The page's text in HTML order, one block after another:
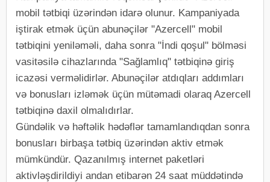
mobil tətbiqi üzərindən idarə olunur. Kampaniyada
iştirak etmək üçün abunəçilər "Azercell" mobil
tətbiqini yeniləməli, daha sonra "İndi qoşul" bölməsi
vasitəsilə cihazlarında "Sağlamlıq" tətbiqinə giriş
icazəsi verməlidirlər. Abunəçilər atdıqları addımları
və bonusları izləmək üçün mütəmadi olaraq Azercell
tətbiqinə daxil olmalıdırlar.
Gündəlik və həftəlik hədəflər tamamlandıqdan sonra
bonusları birbaşa tətbiq üzərindən aktiv etmək
mümkündür. Qazanılmış internet paketləri
aktivləşdirildiyi andan etibarən 24 saat müddətində